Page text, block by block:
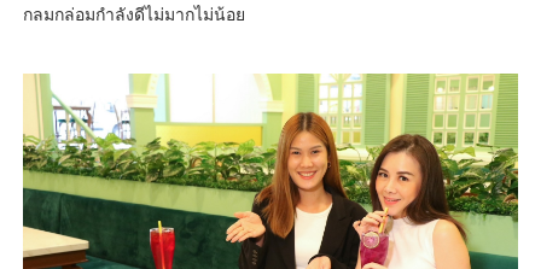
กลมกล่อมกำลังดีไม่มากไม่น้อย